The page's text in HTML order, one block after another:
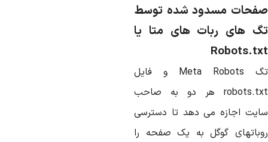
مسدود شده توسط
های ربات های متا یا
تگ Meta Robots و فایل
robots.txt هر دو به صاحب
اجازه می دهد تا دسترسی
گوگل به یک صفحه را